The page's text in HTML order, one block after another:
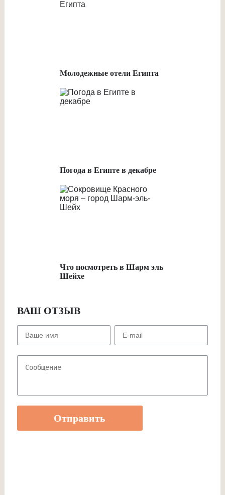
Молодежные отели Египта
Погода в Египте в декабре
Что посмотреть в Шарм эль
Шейхе
ВАШ ОТЗЫВ